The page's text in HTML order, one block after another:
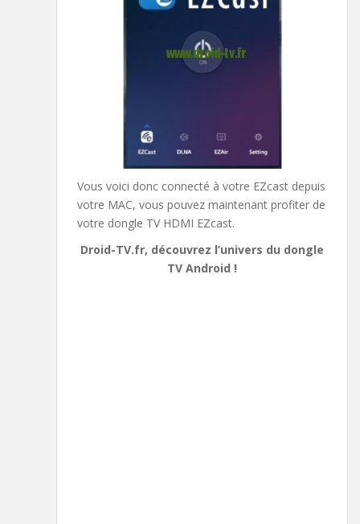
Vous voici donc connecté à votre EZcast depuis
votre MAC, vous pouvez maintenant profiter de
votre dongle TV HDMI EZcast.
Droid-TV.fr, découvrez l’univers du dongle
TV Android !